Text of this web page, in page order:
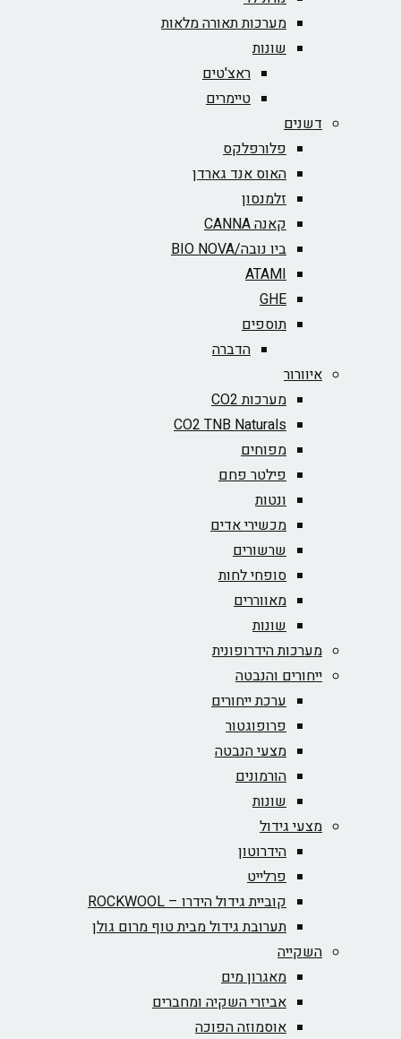
מערכות תאורה מלאות
שונות
ראצ'טים
טיימרים
דשנים
פלורפלקס
האוס אנד גארדן
זלמנסון
קאנה CANNA
ביו נובה/BIO NOVA‏
ATAMI
GHE
תוספים
הדברה
איוורור
מערכות CO2
CO2 TNB Naturals
מפוחים
פילטר פחם
ונטות
מכשירי אדים
שרשורים
סופחי לחות
מאווררים
שונות
מערכות הידרופונית
ייחורים והנבטה
ערכת ייחורים
פרופוגטור
מצעי הנבטה
הורמונים
שונות
מצעי גידול
הידרוטון
פרלייט
קוביית גידול הידרו – ROCKWOOL‏
תערובת גידול מבית טוף מרום גולן
השקייה
מאגרון מים
אביזרי השקיה ומחברים
אוסמוזה הפוכה